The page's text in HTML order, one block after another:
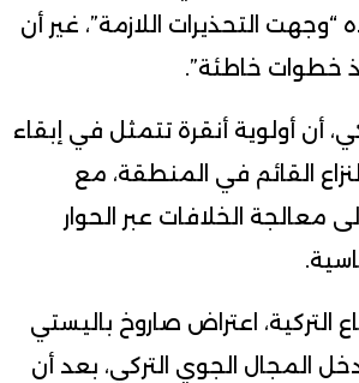
“وجهت التحذيرات اللازمة”، غير أن
خطوات خاطئة”.
أن أولوية أنقرة تتمثل في إبقاء
النزاع القائم في المنطقة، مع
معالجة الخلافات عبر الحوار
التركية، اعتراض صاروخ باليستي
المجال الجوي التركي، بعد أن